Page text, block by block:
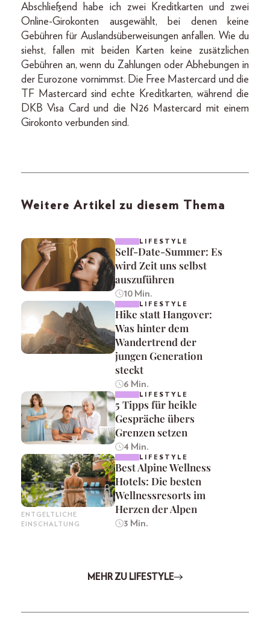
Abschließend habe ich zwei Kreditkarten und zwei
Online-Girokonten ausgewählt, bei denen keine
Gebühren für Auslandsüberweisungen anfallen. Wie du
siehst, fallen mit beiden Karten keine zusätzlichen
Gebühren an, wenn du Zahlungen oder Abhebungen in
der Eurozone vornimmst. Die Free Mastercard und die
TF Mastercard sind echte Kreditkarten, während die
DKB Visa Card und die N26 Mastercard mit einem
Girokonto verbunden sind.
Weitere Artikel zu diesem Thema
LIFESTYLE
Self-Date-Summer: Es
wird Zeit uns selbst
auszuführen
10 Min.
LIFESTYLE
Hike statt Hangover:
Was hinter dem
Wandertrend der
jungen Generation
steckt
6 Min.
LIFESTYLE
5 Tipps für heikle
Gespräche übers
Grenzen setzen
4 Min.
ENTGELTLICHE
EINSCHALTUNG
LIFESTYLE
Best Alpine Wellness
Hotels: Die besten
Wellnessresorts im
Herzen der Alpen
3 Min.
MEHR ZU LIFESTYLE